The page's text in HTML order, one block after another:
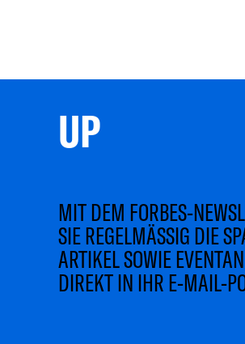
MIT DEM FORBES-
SIE REGELMÄSSIG DIE
ARTIKEL SOWIE
DIREKT IN IHR E-MAIL-